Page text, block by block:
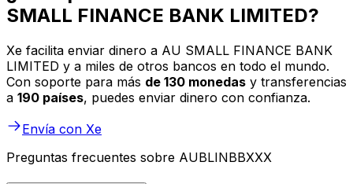
SMALL FINANCE BANK LIMITED?
Xe facilita enviar dinero a AU SMALL FINANCE BANK
LIMITED y a miles de otros bancos en todo el mundo.
Con soporte para más de 130 monedas y transferencias
a 190 países, puedes enviar dinero con confianza.
Envía con Xe
Preguntas frecuentes sobre AUBLINBBXXX